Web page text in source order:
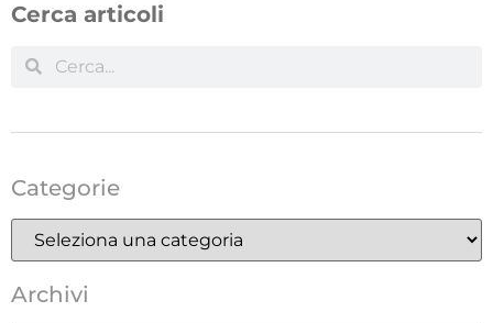
Cerca articoli
Categorie
Archivi